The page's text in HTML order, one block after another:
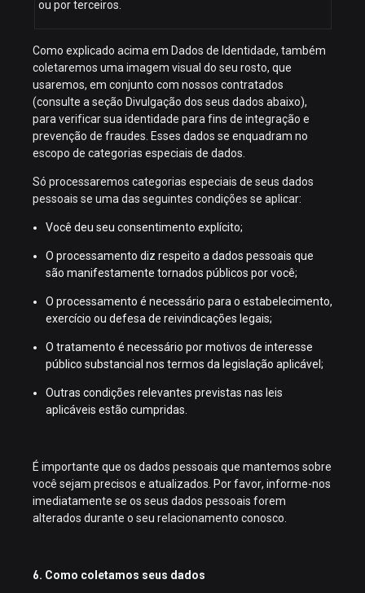
ou por terceiros.
Como explicado acima em Dados de Identidade, também
coletaremos uma imagem visual do seu rosto, que
usaremos, em conjunto com nossos contratados
(consulte a seção Divulgação dos seus dados abaixo),
para verificar sua identidade para fins de integração e
prevenção de fraudes. Esses dados se enquadram no
escopo de categorias especiais de dados.
Só processaremos categorias especiais de seus dados
pessoais se uma das seguintes condições se aplicar:
Você deu seu consentimento explícito;
O processamento diz respeito a dados pessoais que
são manifestamente tornados públicos por você;
O processamento é necessário para o estabelecimento,
exercício ou defesa de reivindicações legais;
O tratamento é necessário por motivos de interesse
público substancial nos termos da legislação aplicável;
Outras condições relevantes previstas nas leis
aplicáveis estão cumpridas.
É importante que os dados pessoais que mantemos sobre
você sejam precisos e atualizados. Por favor, informe-nos
imediatamente se os seus dados pessoais forem
alterados durante o seu relacionamento conosco.
6. Como coletamos seus dados